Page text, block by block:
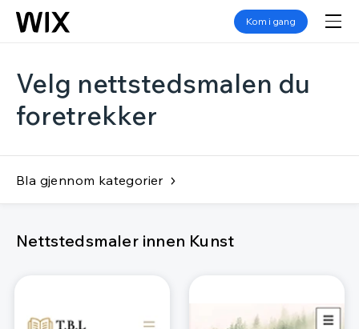
Kom i gang
Velg nettstedsmalen du
foretrekker
Bla gjennom kategorier
Nettstedsmaler innen Kunst